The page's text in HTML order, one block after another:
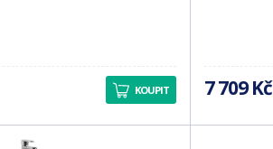
KOUPIT 7 709 Kč